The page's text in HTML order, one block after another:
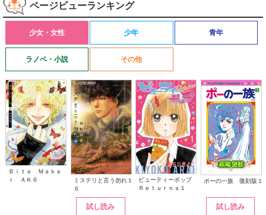
ページビューランキング
少女・女性 少年 青年
ラノベ・小説 その他
Ｂｉｔｅ Ｍａｋｅ
ｒ ＡＫ６
ミステリと言う勿れ１
６
試し読み
ビューティーポップ
Ｒｅｔｕｒｎｓ１
ポーの一族 復刻版１
試し読み